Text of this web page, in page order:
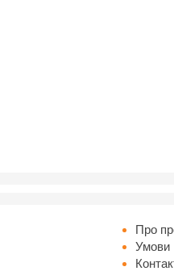
Про
Умови